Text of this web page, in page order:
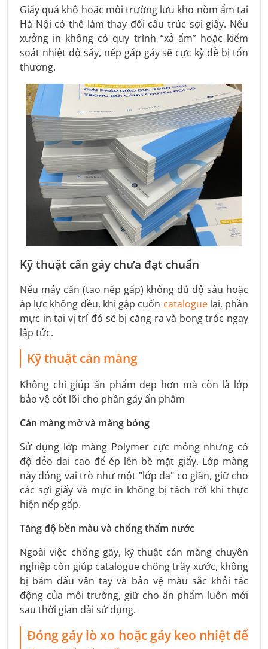
Giấy quá khô hoặc môi trường lưu kho nồm ẩm tại
Hà Nội có thể làm thay đổi cấu trúc sợi giấy. Nếu
xưởng in không có quy trình “xả ẩm” hoặc kiểm
soát nhiệt độ sấy, nếp gấp gáy sẽ cực kỳ dễ bị tổn
thương.
Kỹ thuật cấn gáy chưa đạt chuẩn
Nếu máy cấn (tạo nếp gấp) không đủ độ sâu hoặc
áp lực không đều, khi gập cuốn cataloguelại, phần
mực in tại vị trí đó sẽ bị căng ra và bong tróc ngay
lập tức.
Kỹ thuật cán màng
Không chỉ giúp ấn phẩm đẹp hơn mà còn là lớp
bảo vệ cốt lõi cho phần gáy ấn phẩm
Cán màng mờ và màng bóng
Sử dụng lớp màng Polymer cực mỏng nhưng có
độ dẻo dai cao để ép lên bề mặt giấy. Lớp màng
này đóng vai trò như một "lớp da" co giãn, giữ cho
các sợi giấy và mực in không bị tách rời khi thực
hiện nếp gấp.
Tăng độ bền màu và chống thấm nước
Ngoài việc chống gãy, kỹ thuật cán màng chuyên
nghiệp còn giúp catalogue chống trầy xước, không
bị bám dấu vân tay và bảo vệ màu sắc khỏi tác
động của môi trường, giữ cho ấn phẩm luôn mới
sau thời gian dài sử dụng.
Đóng gáy lò xo hoặc gáy keo nhiệt để